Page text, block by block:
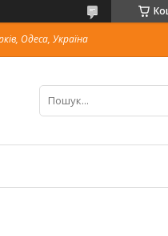
Одеса, Україна